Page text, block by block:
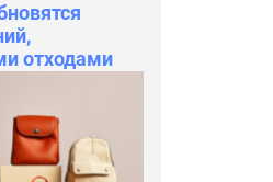
отходами